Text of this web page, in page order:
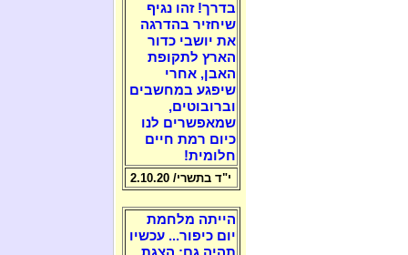
בדרך! זהו נגיף
שיחזיר בהדרגה
את יושבי כדור
הארץ לתקופת
האבן, אחרי
שיפגע במחשבים
וברובוטים,
שמאפשרים לנו
כיום רמת חיים
חלומית!
י"ד בתשרי/ 2.10.20
הייתה מלחמת
יום כיפור... עכשיו